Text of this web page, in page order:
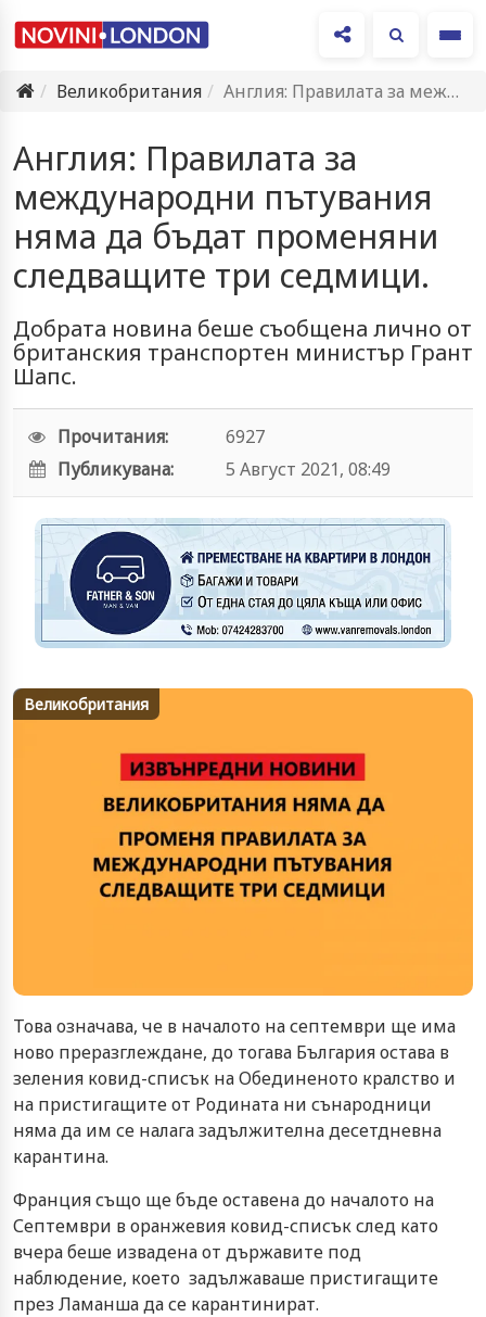
Великобритания
Англия: Правилата за международни пътувания няма да бъдат променяни следващите…
Англия: Правилата за
международни пътувания
няма да бъдат променяни
следващите три седмици.
Добрата новина беше съобщена лично от
британския транспортен министър Грант
Шапс.
Прочитания:
6927
Публикувана:
5 Август 2021, 08:49
Великобритания
Това означава, че в началото на септември ще има
ново преразглеждане, до тогава България остава в
зеления ковид-списък на Обединеното кралство и
на пристигащите от Родината ни сънародници
няма да им се налага задължителна десетдневна
карантина.
Франция също ще бъде оставена до началото на
Септември в оранжевия ковид-списък след като
вчера беше извадена от държавите под
наблюдение, което задължаваше пристигащите
през Ламанша да се карантинират.